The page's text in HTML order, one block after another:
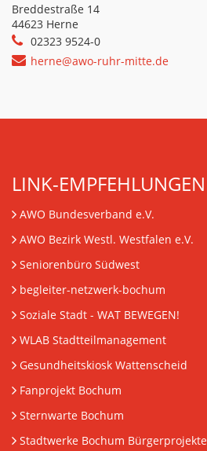
Breddestraße 14
44623 Herne
02323 9524-0
herne@awo-ruhr-mitte.de
LINK-EMPFEHLUNGEN
AWO Bundesverband e.V.
AWO Bezirk Westl. Westfalen e.V.
Seniorenbüro Südwest
begleiter-netzwerk-bochum
Soziale Stadt - WAT BEWEGEN!
WLAB Stadtteilmanagement
Gesundheitskiosk Wattenscheid
Fanprojekt Bochum
Sternwarte Bochum
Stadtwerke Bochum Bürgerprojekte